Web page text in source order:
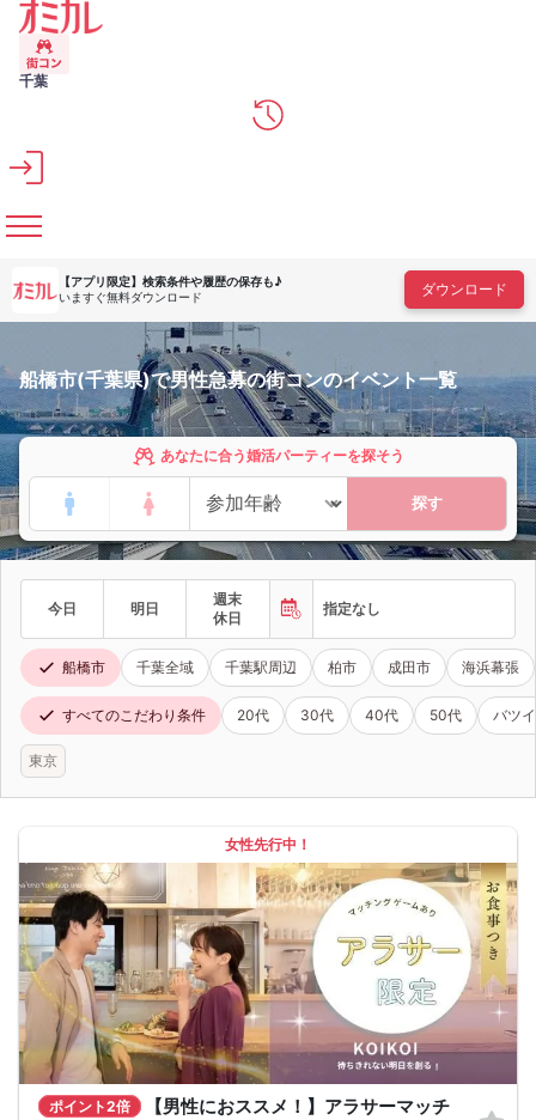
メインコンテンツへスキップ
千葉
【アプリ限定】 検索条件や履歴の保存も♪
いますぐ無料ダウンロード
ダウンロード
船橋市(千葉県)で男性急募の街コンのイベント一覧
あなたに合う婚活パーティーを探そう
探す
今日 明日
週末
休日
指定なし
船橋市 千葉全域 千葉駅周辺 柏市 成田市 海浜幕張
すべてのこだわり条件 20代 30代 40代 50代 バツ
東京
女性先行中！
ポイント2倍
【男性におススメ！】アラサーマッチ